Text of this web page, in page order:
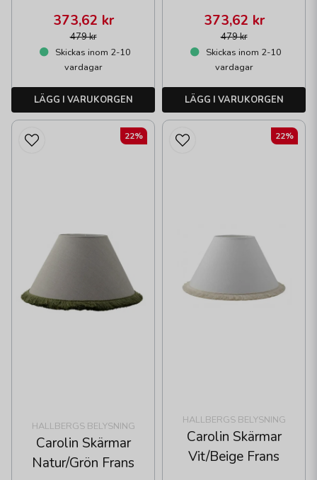
479 kr
373,62 kr
Skickas inom 2-10
vardagar
LÄGG I VARUKORGEN
479 kr
373,62 kr
Skickas inom 2-10
vardagar
LÄGG I VARUKORGEN
HALLBERGS BELYSNING
Carolin Skärmar
Natur/Grön Frans
22%
HALLBERGS BELYSNING
Carolin Skärmar
Vit/Beige Frans
22%